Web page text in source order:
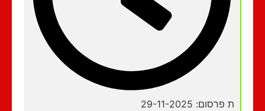
ת פרסום: 29-11-2025